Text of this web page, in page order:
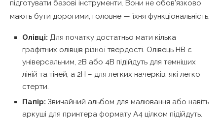
підготувати базові інструменти. Вони не обов’язково
мають бути дорогими, головне — їхня функціональність.
Олівці: Для початку достатньо мати кілька
графітних олівців різної твердості. Олівець HB є
універсальним, 2B або 4B підійдуть для темніших
ліній та тіней, а 2H – для легких начерків, які легко
стерти.
Папір: Звичайний альбом для малювання або навіть
аркуші для принтера формату А4 цілком підійдуть.